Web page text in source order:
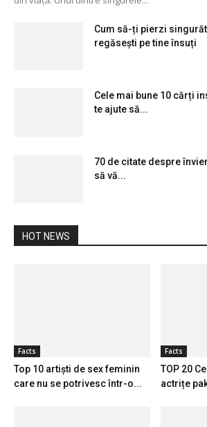
Cum să-ți pierzi
regăsești pe tine însuți
Cele mai bune 10 cărți
te ajute să...
70 de citate despre
să vă...
HOT NEWS
Facts
Top 10 artiști de sex feminin
care nu se potrivesc într-o...
Facts
TOP 20
actrițe